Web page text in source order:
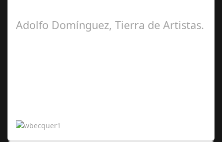
Adolfo Domínguez, Tierra de Artistas.